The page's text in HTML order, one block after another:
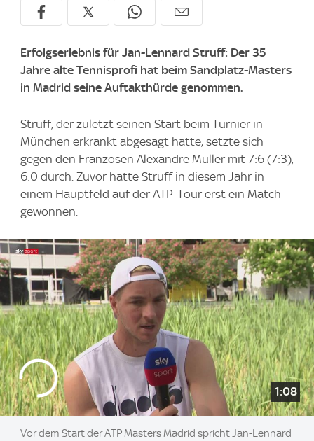
Erfolgserlebnis für Jan-Lennard Struff: Der 35
Jahre alte Tennisprofi hat beim Sandplatz-Masters
in Madrid seine Auftakthürde genommen.
Struff, der zuletzt seinen Start beim Turnier in
München erkrankt abgesagt hatte, setzte sich
gegen den Franzosen Alexandre Müller mit 7:6 (7:3),
6:0 durch. Zuvor hatte Struff in diesem Jahr in
einem Hauptfeld auf der ATP-Tour erst ein Match
gewonnen.
1:08
Vor dem Start der ATP Masters Madrid spricht Jan-Lennard